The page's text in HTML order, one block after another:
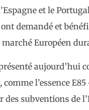
et le
demandé et
Européen
aujourd’hui
l’essence
des subventions de